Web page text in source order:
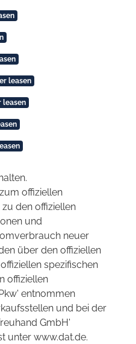
leasen
leasen
offiziellen
den offiziellen
und
neuer
über den offiziellen
spezifischen
offiziellen
entnommen
und bei der
GmbH'
unter www.dat.de.